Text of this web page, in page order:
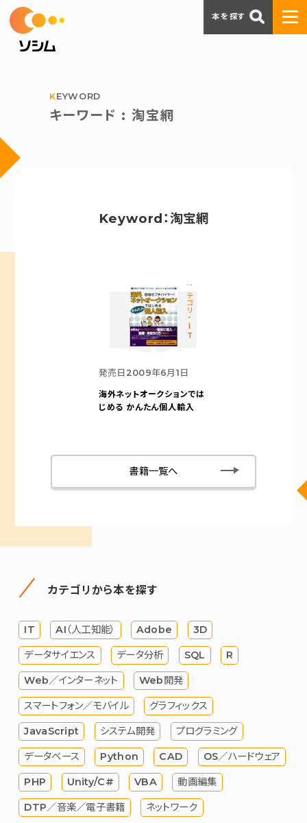
KEYWORD
キーワード : 淘宝網
Keyword：淘宝網
カテゴリ-IT
発売日 2009年6月1日
海外ネットオークションでは
じめる かんたん個人輸入
書籍一覧へ
カテゴリから本を探す
IT AI（人工知能） Adobe 3D
データサイエンス データ分析 SQL R
Web／インターネット Web開発
スマートフォン／モバイル グラフィックス
JavaScript システム開発 プログラミング
データベース Python CAD OS／ハードウェア
PHP Unity/C# VBA 動画編集
DTP／音楽／電子書籍 ネットワーク
本を探す